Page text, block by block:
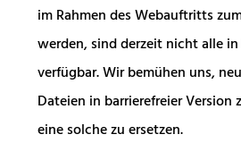
im Rahmen des Webauftritts
werden, sind derzeit nicht alle
verfügbar. Wir bemühen uns,
Dateien in barrierefreier Version
eine solche zu ersetzen.